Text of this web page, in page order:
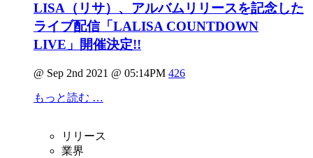
LISA（リサ）、アルバムリリースを記念した
ライブ配信「LALISA COUNTDOWN
LIVE」開催決定!!
@ Sep 2nd 2021 @ 05:14PM 426
もっと読む …
リリース
業界